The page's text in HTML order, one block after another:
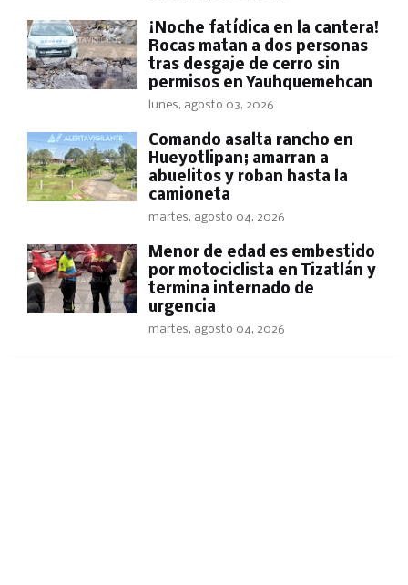
​¡Noche fatídica en la cantera!
Rocas matan a dos personas
tras desgaje de cerro sin
permisos en Yauhquemehcan
lunes, agosto 03, 2026
Comando asalta rancho en
Hueyotlipan; amarran a
abuelitos y roban hasta la
camioneta
martes, agosto 04, 2026
Menor de edad es embestido
por motociclista en Tizatlán y
termina internado de
urgencia
martes, agosto 04, 2026